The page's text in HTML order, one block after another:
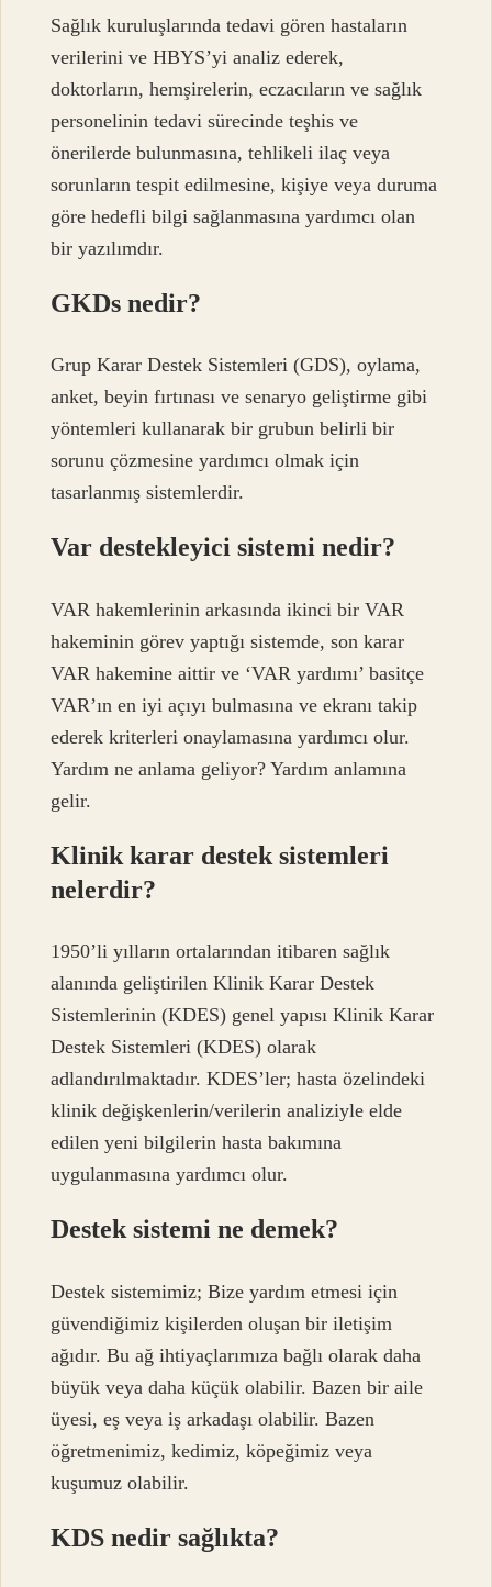
Sağlık kuruluşlarında tedavi gören hastaların
verilerini ve HBYS’yi analiz ederek,
doktorların, hemşirelerin, eczacıların ve sağlık
personelinin tedavi sürecinde teşhis ve
önerilerde bulunmasına, tehlikeli ilaç veya
sorunların tespit edilmesine, kişiye veya duruma
göre hedefli bilgi sağlanmasına yardımcı olan
bir yazılımdır.
GKDs nedir?
Grup Karar Destek Sistemleri (GDS), oylama,
anket, beyin fırtınası ve senaryo geliştirme gibi
yöntemleri kullanarak bir grubun belirli bir
sorunu çözmesine yardımcı olmak için
tasarlanmış sistemlerdir.
Var destekleyici sistemi nedir?
VAR hakemlerinin arkasında ikinci bir VAR
hakeminin görev yaptığı sistemde, son karar
VAR hakemine aittir ve ‘VAR yardımı’ basitçe
VAR’ın en iyi açıyı bulmasına ve ekranı takip
ederek kriterleri onaylamasına yardımcı olur.
Yardım ne anlama geliyor? Yardım anlamına
gelir.
Klinik karar destek sistemleri
nelerdir?
1950’li yılların ortalarından itibaren sağlık
alanında geliştirilen Klinik Karar Destek
Sistemlerinin (KDES) genel yapısı Klinik Karar
Destek Sistemleri (KDES) olarak
adlandırılmaktadır. KDES’ler; hasta özelindeki
klinik değişkenlerin/verilerin analiziyle elde
edilen yeni bilgilerin hasta bakımına
uygulanmasına yardımcı olur.
Destek sistemi ne demek?
Destek sistemimiz; Bize yardım etmesi için
güvendiğimiz kişilerden oluşan bir iletişim
ağıdır. Bu ağ ihtiyaçlarımıza bağlı olarak daha
büyük veya daha küçük olabilir. Bazen bir aile
üyesi, eş veya iş arkadaşı olabilir. Bazen
öğretmenimiz, kedimiz, köpeğimiz veya
kuşumuz olabilir.
KDS nedir sağlıkta?